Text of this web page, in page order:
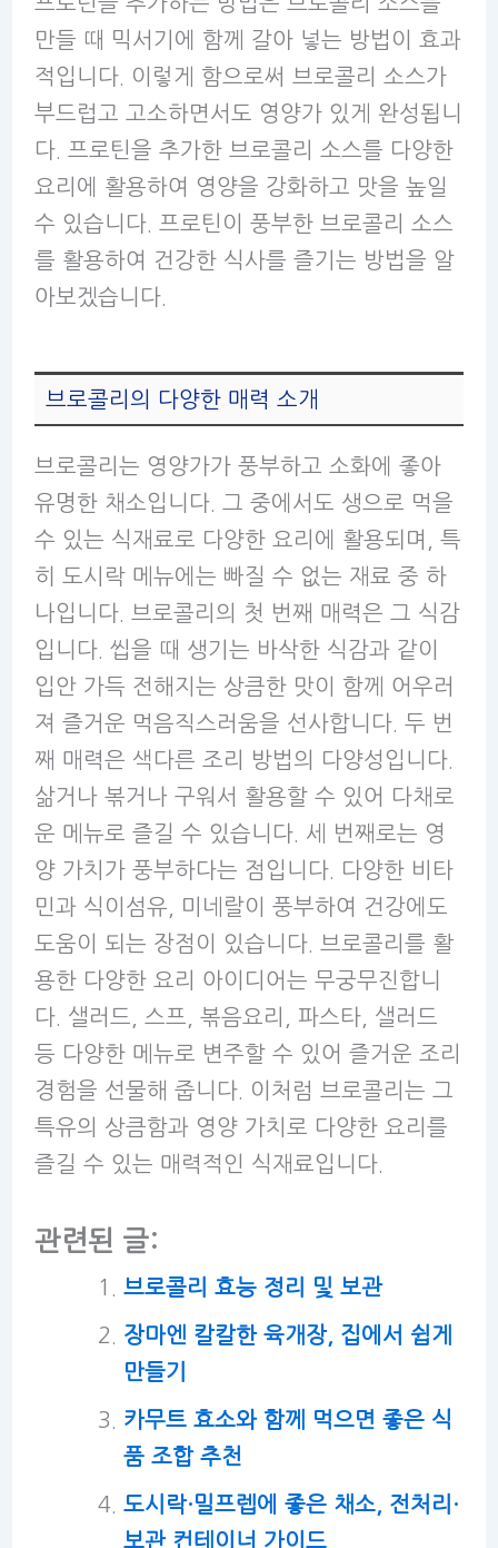
만들 때 믹서기에 함께 갈아 넣는 방법이 효과
적입니다. 이렇게 함으로써 브로콜리 소스가
부드럽고 고소하면서도 영양가 있게 완성됩니
다. 프로틴을 추가한 브로콜리 소스를 다양한
요리에 활용하여 영양을 강화하고 맛을 높일
수 있습니다. 프로틴이 풍부한 브로콜리 소스
를 활용하여 건강한 식사를 즐기는 방법을 알
아보겠습니다.
브로콜리의 다양한 매력 소개
브로콜리는 영양가가 풍부하고 소화에 좋아
유명한 채소입니다. 그 중에서도 생으로 먹을
수 있는 식재료로 다양한 요리에 활용되며, 특
히 도시락 메뉴에는 빠질 수 없는 재료 중 하
나입니다. 브로콜리의 첫 번째 매력은 그 식감
입니다. 씹을 때 생기는 바삭한 식감과 같이
입안 가득 전해지는 상큼한 맛이 함께 어우러
져 즐거운 먹음직스러움을 선사합니다. 두 번
째 매력은 색다른 조리 방법의 다양성입니다.
삶거나 볶거나 구워서 활용할 수 있어 다채로
운 메뉴로 즐길 수 있습니다. 세 번째로는 영
양 가치가 풍부하다는 점입니다. 다양한 비타
민과 식이섬유, 미네랄이 풍부하여 건강에도
도움이 되는 장점이 있습니다. 브로콜리를 활
용한 다양한 요리 아이디어는 무궁무진합니
다. 샐러드, 스프, 볶음요리, 파스타, 샐러드
등 다양한 메뉴로 변주할 수 있어 즐거운 조리
경험을 선물해 줍니다. 이처럼 브로콜리는 그
특유의 상큼함과 영양 가치로 다양한 요리를
즐길 수 있는 매력적인 식재료입니다.
관련된 글:
브로콜리 효능 정리 및 보관
장마엔 칼칼한 육개장, 집에서 쉽게
만들기
카무트 효소와 함께 먹으면 좋은 식
품 조합 추천
도시락·밀프렙에 좋은 채소, 전처리·
보관 컨테이너 가이드